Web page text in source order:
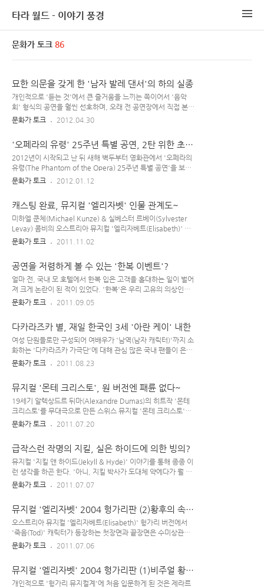
타라 월드 - 이야기 풍경
문화가 토크 86
묘한 의문을 갖게 한 '남자 발레 댄서'의 하의 실종
개인적으로 '듣는 것'에서 큰 즐거움을 느끼는 쪽이어서 '음악
회' 형식의 공연을 훨씬 선호하며, 오래 전 공연장에서 직접 본
'무용극'을 통해 지루함을 느낀 경험이 있는지라 '무용'으로만
'무용(춤)'엔 엄청난 감흥을 느낀 적이 있지만 말이다.. 발레
(ballet) 역시 그런 '무용극'의 일종인데다 어린 시절 교육 방송
에서 종종 봤던 '발레극'에 깊은 인상을 받은 건 아니었기에 '발
레 공연'과 영 동떨어진 삶을 살다가 최근 들어 몇 번 발레극을
는 것..
문화가 토크 2012.04.30
'오페라의 유령' 25주년 특별 공연, 2탄 위한 초
석?
2012년이 시작되고 난 뒤 새해 벽두부터 영화관에서 '오페라의
유령(The Phantom of the Opera) 25주년 특별 공연'을 보고
왔으나, 요즘 이래저래 마음의 여유가 없는지라 이제서야 뒤늦
황은 묘하게 '팬텀과 크리스틴의 애절함'이 강조된 버전 같았다.
앤드류 로이드 웨버(Andrew Lloyd Webber) 작곡의 영어권
뮤지컬 은 개인적으로 특별히 좋아하는 뮤지컬은 아니다. 그래
서 딱히 챙겨 봐야겠다는 생각이 들지 않아서 안보고 있다가, 재
문화가 토크 2012.01.12
캐스팅 완료, 뮤지컬 '엘리자벳' 인물 관계도~
미하엘 쿤체(Michael Kunze) & 실베스터 르베이(Sylvester
Levay) 콤비의 오스트리아 뮤지컬 '엘리자베트(Elisabeth)' 국
내 버전 캐스팅이 완료되었다. EMK 뮤지컬 컴퍼니에서 올리는
반적으로 독일어권의 오리지널 와는 사뭇 다른 느낌을 주는 듯하
다. 한국어로 공연하게 될 라이센스 뮤지컬 주요 인물에 대한 '캐
스팅'은 다음과 같다.. [ 뮤지컬 캐스트 ] 엘리자벳 : 김선영, 옥
주현 죽음 : 류정한, 송창의, 김준수 루케니 : 김수용, 최민철, 박
문화가 토크 2011.11.02
공연을 저렴하게 볼 수 있는 '한복 이벤트'?
얼마 전, 국내 모 호텔에서 한복 입은 고객을 홀대하는 일이 벌어
져 크게 논란이 된 적이 있었다. '한복'은 우리 고유의 의상인데,
한국에 존재하는 호텔에서 쪽나라 '기모노' 입은 단체 손님은 받
공연이 를 벌인다는 훈훈한 소식이 들려온다. 뮤지컬 의 경우, '9
월 10일~12일 사이에 한복을 입고 현장에서 티켓을 구매하는
관객'은 좌석에 관계없이 '전석 1만원'에 공연을 볼 수 있게 해준
다고 한다. 공연장에 '평소 때 잘 안 입는 한복'을 입고 가면 살짝
문화가 토크 2011.09.05
다카라즈카 별, 재일 한국인 3세 '아란 케이' 내한
여성 단원들로만 구성되어 여배우가 '남역(남자 캐릭터)'까지 소
화하는 '다카라즈카 가극단'에 대해 관심 많은 국내 팬들이 은근
있을텐데, 개인적으로 에 처음 관심 갖는 계기가 된 뮤지컬이 프
브로드웨이 뮤지컬 에 출연했다는 사실과 이 작품이 일본 다카라
즈카(타카라즈카) 가극단 버전으로 제작되었다는 사실을 알게
되었다. '아란 케이' 주연, 다카라즈카 -2008' 성조(星組-호시
구미) 그렇게.. 뮤지컬 을 통해 '다카라즈카'의 세계에 입문하게
지닌 '여..
문화가 토크 2011.08.23
뮤지컬 '몬테 크리스토', 원 버전엔 패륜 없다~
19세기 알렉상드르 뒤마(Alexandre Dumas)의 히트작 '몬테
크리스토'를 무대극으로 만든 스위스 뮤지컬 '몬테 크리스토'는
작년 이후 국내 버전으로 만들어지면서 '스토리에 개연성이 없
Wildhorn)의 뮤지컬이 언젠가부터 '대본이 별로'란 평가를 듣
고 있긴 하지만 스위스의 오리지널 버전 뮤지컬 엔 한국어 버전
과 달리 막판 '패륜 설정'까진 등장하지 않는다. 스위스 뮤지컬
그동안 뒤마의 소설 는 수없이 영화로 만들어진 바 있다. 그 중
몽 단테스 사이에서..
문화가 토크 2011.07.20
급작스런 작명의 지킬, 실은 하이드에 의한 빙의?
뮤지컬 '지킬 앤 하이드(Jekyll & Hyde)' 이야기를 통해 종종 이
런 생각을 하곤 한다. '아니, 지킬 박사가 도대체 약에다가 뭘 집
어 넣었길래 멀쩡한 사람이 극악무도한 살인마가 되나?' 싶은...
자체가 그러니까 '그런가 보다' 하고 보기는 하지만, 이런 걸 만
약 안방 극장용 '드라마' 같은 걸로 만들면 '극 안에 나오는 설정
에 현실성이 있나~?'류의 각종 자문 기관의 검증이 이뤄졌을 것
같다. 의 시대적 배경은 지금 기준에서 보면 옛날인데, 그보다 의
문화가 토크 2011.07.07
뮤지컬 '엘리자벳' 2004 헝가리판 (2)황후의 속드
레스
오스트리아 뮤지컬 '엘리자베트(Elisabeth)' 헝가리 버전에서
'죽음(Tod)' 캐릭터가 등장하는 첫장면과 끝장면은 수미상관스
런 구조를 취하고 있다. 헝가리 부다페스트에 있는 모 극단의 K
수록 그는 무척 '유능한 감독'이란 생각이 들었다. 구석 구석
'읭?'스런 구석이 있긴 하지만, 적어도 이 헝가리 감독은 작품을
문화가 토크 2011.07.06
뮤지컬 '엘리자벳' 2004 헝가리판 (1)비주얼 황제
가족
개인적으로 '헝가리 뮤지컬계'에 처음 입문하게 된 것은 제라르